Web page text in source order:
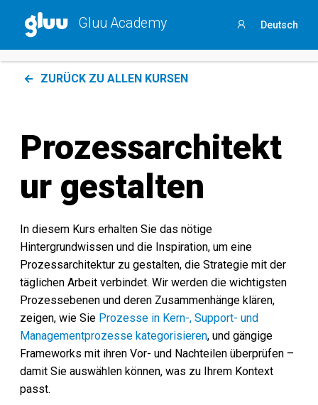
Gluu Academy Deutsch
ZURÜCK ZU ALLEN KURSEN
Prozessarchitekt
ur gestalten
In diesem Kurs erhalten Sie das nötige
Hintergrundwissen und die Inspiration, um eine
Prozessarchitektur zu gestalten, die Strategie mit der
täglichen Arbeit verbindet. Wir werden die wichtigsten
Prozessebenen und deren Zusammenhänge klären,
zeigen, wie Sie Prozesse in Kern-, Support- und
Managementprozesse kategorisieren, und gängige
Frameworks mit ihren Vor- und Nachteilen überprüfen –
damit Sie auswählen können, was zu Ihrem Kontext
passt.
Holen Sie sich IhrenProcess Success Benchmark 2025
indem Sie